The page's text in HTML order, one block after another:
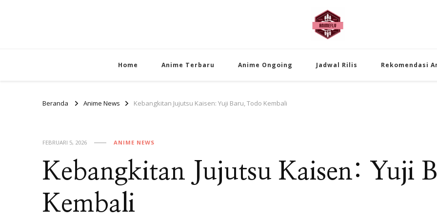
Home Anime Terbaru Anime Ongoing Jadwal Rilis Rekomendasi
Beranda Anime News Kebangkitan Jujutsu Kaisen: Yuji Baru, Todo Kembali
FEBRUARI 5, 2026 ANIME NEWS
Kebangkitan Jujutsu Kaisen: Yuji
Kembali